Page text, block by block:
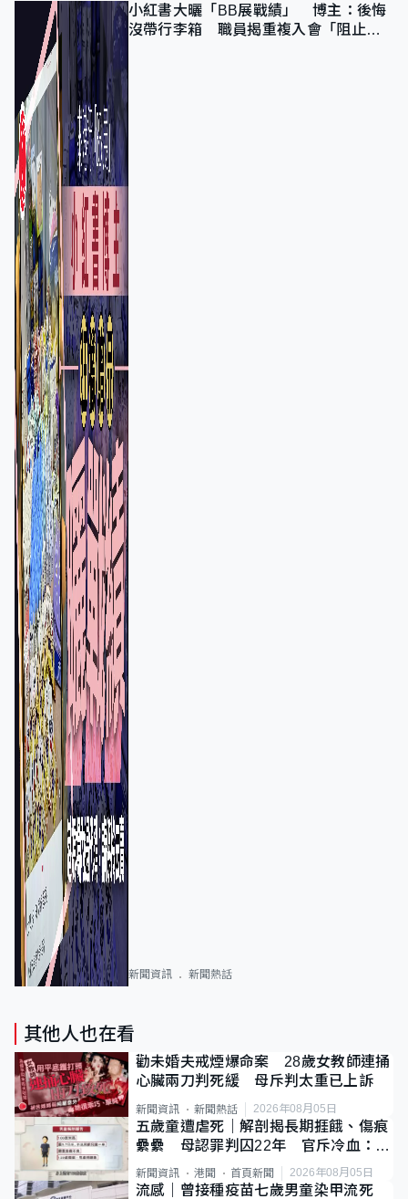
小紅書大曬「BB展戰績」 博主：後悔
沒帶行李箱 職員揭重複入會「阻止唔
新聞資訊 新聞熱話
其他人也在看
勸未婚夫戒煙爆命案 28歲女教師連捅
心臟兩刀判死緩 母斥判太重已上訴
新聞資訊 新聞熱話 2026年08月05日
五歲童遭虐死｜解剖揭長期捱餓、傷痕
纍纍 母認罪判囚22年 官斥冷血：同
類案最惡劣
新聞資訊 港聞 首頁新聞 2026年08月05日
流感｜曾接種疫苗七歲男童染甲流死